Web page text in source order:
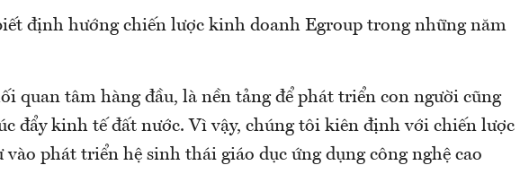
định hướng chiến lược kinh doanh Egroup trong những năm
quan tâm hàng đầu, là nền tảng để phát triển con người cũng
đẩy kinh tế đất nước. Vì vậy, chúng tôi kiên định với chiến lược
vào phát triển hệ sinh thái giáo dục ứng dụng công nghệ cao